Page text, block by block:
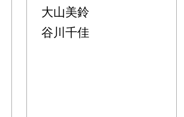
大山美鈴
谷川千佳